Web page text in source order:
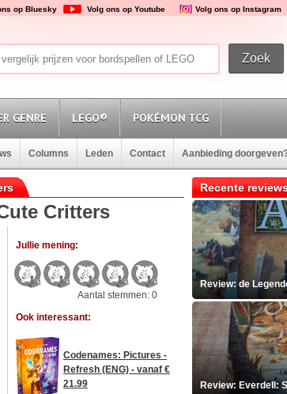
op Bluesky Volg ons op Youtube Volg ons op Instagram
GENRE LEGO® POKÉMON TCG
Columns Leden Contact Aanbieding
Critters
Jullie mening:
Aantal stemmen: 0
Ook interessant:
Codenames: Pictures -
Refresh (ENG) - vanaf €
21.99
Recente
Review: de
Review: Everdell: